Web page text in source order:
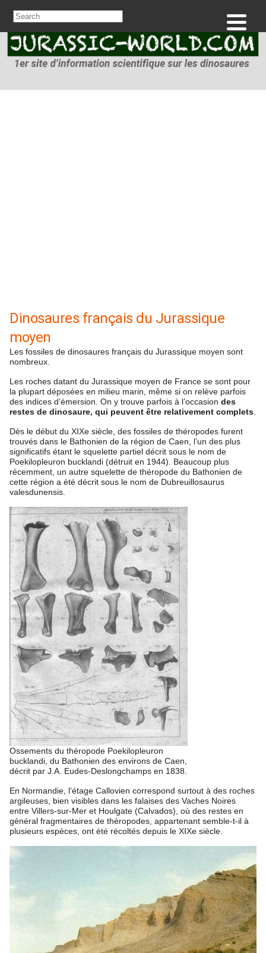
Dinosaures français du Jurassique
moyen
Les fossiles de dinosaures français du Jurassique moyen sont
nombreux.
Les roches datant du Jurassique moyen de France se sont pour
la plupart déposées en milieu marin, même si on relève parfois
des indices d’émersion. On y trouve parfois à l’occasion des
restes de dinosaure, qui peuvent être relativement complets
Dès le début du XIXe siècle, des fossiles de théropodes furent
trouvés dans le Bathonien de la région de Caen, l’un des plus
significatifs étant le squelette partiel décrit sous le nom de
Poekilopleuron bucklandi (détruit en 1944). Beaucoup plus
récemment, un autre squelette de théropode du Bathonien de
cette région a été décrit sous le nom de Dubreuillosaurus
valesdunensis.
Ossements du théropode Poekilopleuron
bucklandi, du Bathonien des environs de Caen,
décrit par J.A. Eudes-Deslongchamps en 1838.
En Normandie, l’étage Callovien correspond surtout à des roches
argileuses, bien visibles dans les falaises des Vaches Noires
entre Villers-sur-Mer et Houlgate (Calvados), où des restes en
général fragmentaires de théropodes, appartenant semble-t-il à
plusieurs espèces, ont été récoltés depuis le XIXe siècle.